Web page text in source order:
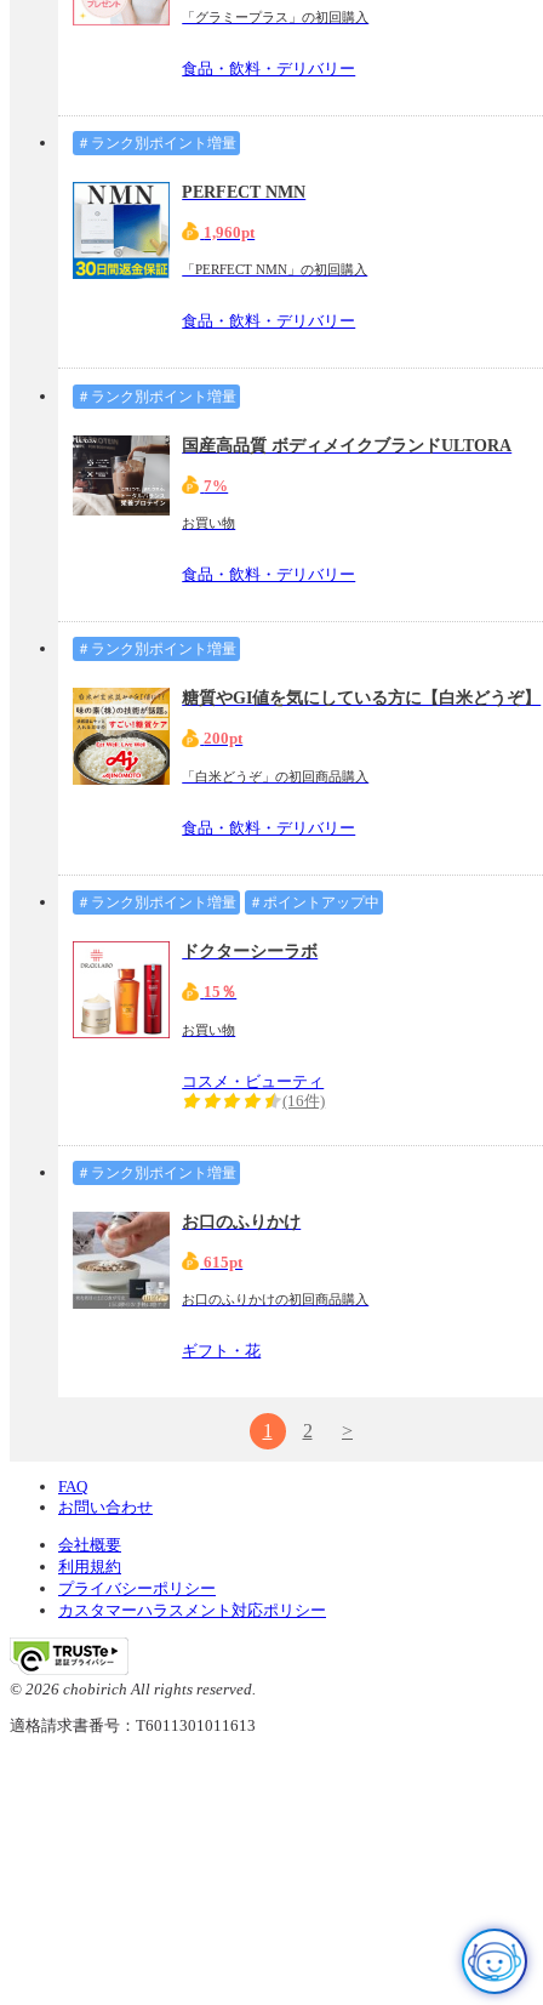
「グラミープラス」の初回購入
食品・飲料・デリバリー
＃ランク別ポイント増量
PERFECT NMN
1,960pt
「PERFECT NMN」の初回購入
食品・飲料・デリバリー
＃ランク別ポイント増量
国産高品質 ボディメイクブランドULTORA
7%
お買い物
食品・飲料・デリバリー
＃ランク別ポイント増量
糖質やGI値を気にしている方に【白米どうぞ】
200pt
「白米どうぞ」の初回商品購入
食品・飲料・デリバリー
＃ランク別ポイント増量 ＃ポイントアップ中
ドクターシーラボ
15％
お買い物
コスメ・ビューティ
(16件)
＃ランク別ポイント増量
お口のふりかけ
615pt
お口のふりかけの初回商品購入
ギフト・花
1 2 >
FAQ
お問い合わせ
会社概要
利用規約
プライバシーポリシー
カスタマーハラスメント対応ポリシー
© 2026 chobirich All rights reserved.
適格請求書番号：T6011301011613